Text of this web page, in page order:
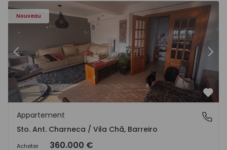
Nouveau
- 11
Appartement T3 Barreiro, Santo António da Charneca -
Précédent
Sto. Ant. Charneca / Vila Chã, Barreiro
Appartement
Sto. Ant. Charneca / Vila Chã, Barreiro
Acheter 360.000 €